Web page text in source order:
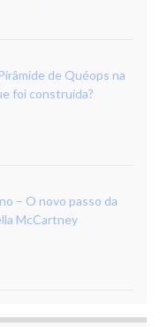
de Quéops na
foi construída?
– O novo passo da
McCartney